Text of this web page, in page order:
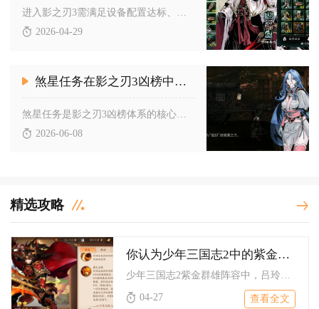
进入影之刃3需满足设备配置达标、存储空间充足、网络环境稳定、...
2026-04-29
煞星任务在影之刃3凶榜中有什么重要性
2026-06-08
精选攻略
你认为少年三国志2中的紫金群雄阵容哪个英雄最强大
04-27
查看全文